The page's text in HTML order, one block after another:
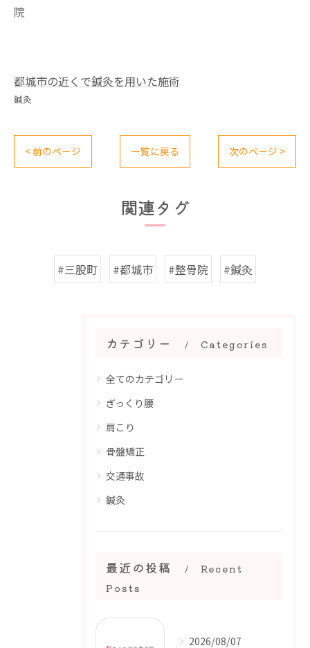
院
都城市の近くで鍼灸を用いた施術
鍼灸
< 前のページ 一覧に戻る 次のページ >
関連タグ
#三股町 #都城市 #整骨院 #鍼灸
カテゴリー Categories
全てのカテゴリー
ぎっくり腰
肩こり
骨盤矯正
交通事故
鍼灸
最近の投稿
Recent
Posts
2026/08/07